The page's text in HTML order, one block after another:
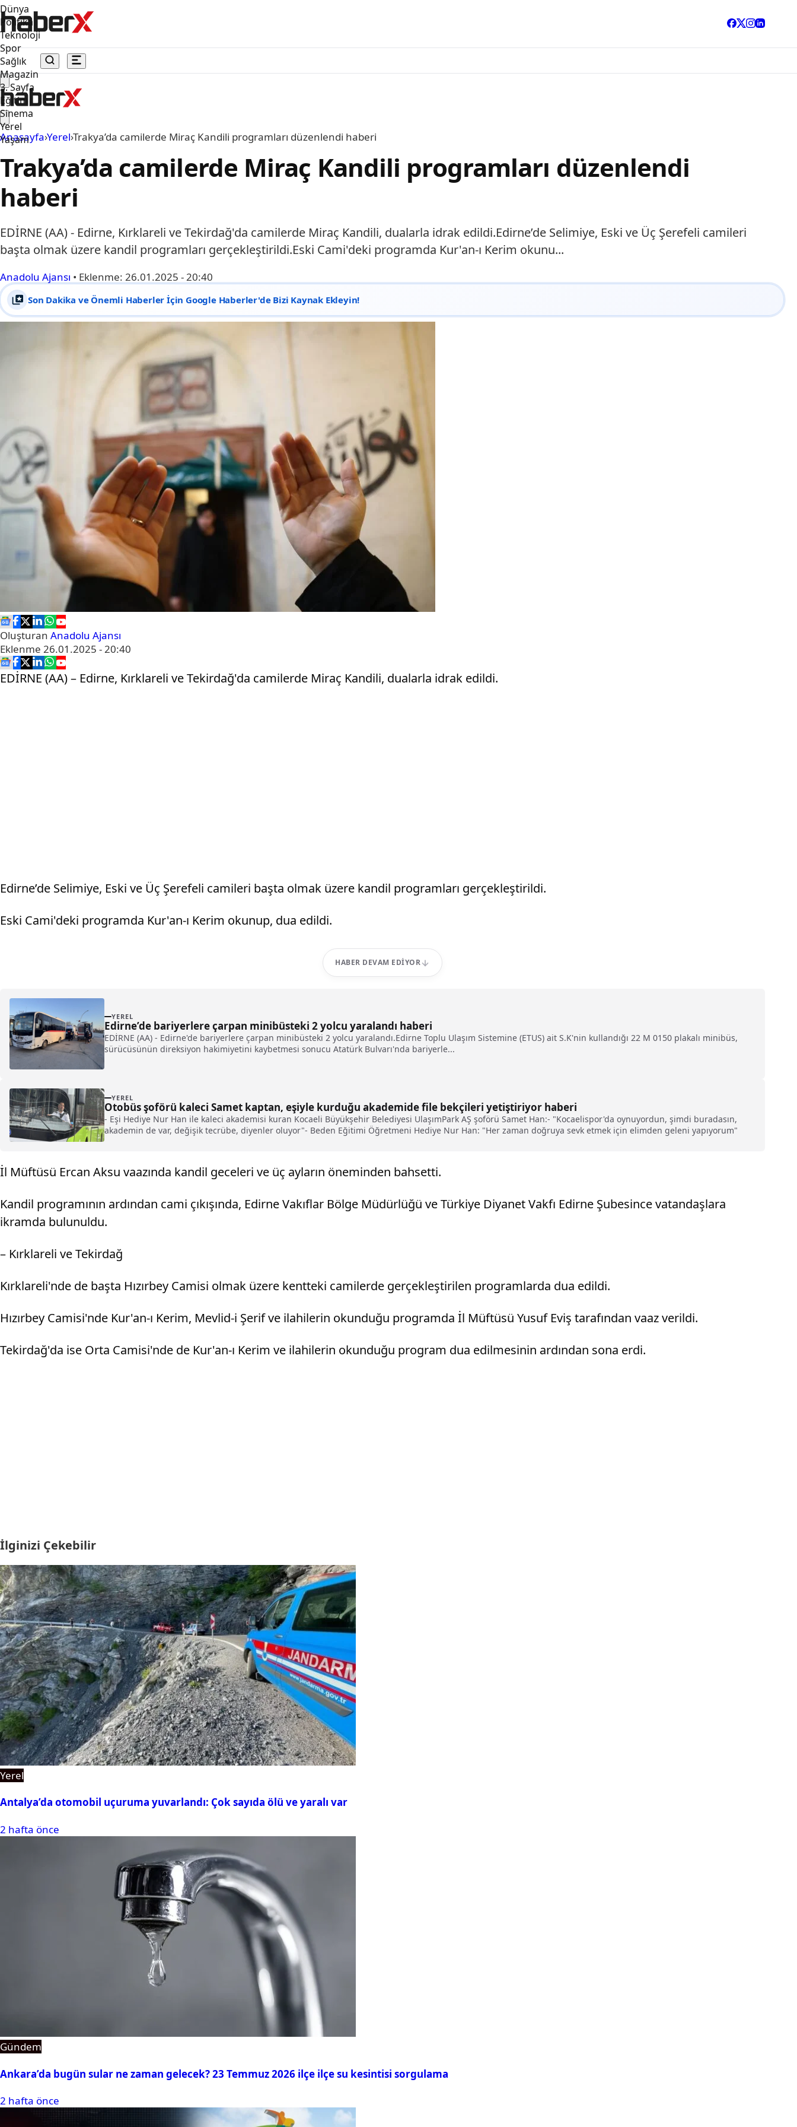
Dünya
Politika
Teknoloji
Spor
Sağlık
Magazin
3. Sayfa
Eğitim
Sinema
Yerel
Yaşam
Anasayfa›Yerel›Trakya’da camilerde Miraç Kandili programları düzenlendi haberi
Trakya’da camilerde Miraç Kandili programları düzenlendi
haberi
EDİRNE (AA) - Edirne, Kırklareli ve Tekirdağ'da camilerde Miraç Kandili, dualarla idrak edildi.Edirne’de Selimiye, Eski ve Üç Şerefeli camileri
başta olmak üzere kandil programları gerçekleştirildi.Eski Cami'deki programda Kur'an-ı Kerim okunu...
Anadolu Ajansı • Eklenme: 26.01.2025 - 20:40
Son Dakika ve Önemli Haberler İçin Google Haberler'de Bizi Kaynak Ekleyin!
Oluşturan Anadolu Ajansı
Eklenme 26.01.2025 - 20:40
EDİRNE (AA) – Edirne, Kırklareli ve Tekirdağ'da camilerde Miraç Kandili, dualarla idrak edildi.
Edirne’de Selimiye, Eski ve Üç Şerefeli camileri başta olmak üzere kandil programları gerçekleştirildi.
Eski Cami'deki programda Kur'an-ı Kerim okunup, dua edildi.
HABER DEVAM EDIYOR
YEREL
Edirne’de bariyerlere çarpan minibüsteki 2 yolcu yaralandı haberi
EDİRNE (AA) - Edirne'de bariyerlere çarpan minibüsteki 2 yolcu yaralandı.Edirne Toplu Ulaşım Sistemine (ETUS) ait S.K'nin kullandığı 22 M 0150 plakalı minibüs,
sürücüsünün direksiyon hakimiyetini kaybetmesi sonucu Atatürk Bulvarı'nda bariyerle...
YEREL
Otobüs şoförü kaleci Samet kaptan, eşiyle kurduğu akademide file bekçileri yetiştiriyor haberi
- Eşi Hediye Nur Han ile kaleci akademisi kuran Kocaeli Büyükşehir Belediyesi UlaşımPark AŞ şoförü Samet Han:- "Kocaelispor'da oynuyordun, şimdi buradasın,
akademin de var, değişik tecrübe, diyenler oluyor"- Beden Eğitimi Öğretmeni Hediye Nur Han: "Her zaman doğruya sevk etmek için elimden geleni yapıyorum"
İl Müftüsü Ercan Aksu vaazında kandil geceleri ve üç ayların öneminden bahsetti.
Kandil programının ardından cami çıkışında, Edirne Vakıflar Bölge Müdürlüğü ve Türkiye Diyanet Vakfı Edirne Şubesince vatandaşlara
ikramda bulunuldu.
– Kırklareli ve Tekirdağ
Kırklareli'nde de başta Hızırbey Camisi olmak üzere kentteki camilerde gerçekleştirilen programlarda dua edildi.
Hızırbey Camisi'nde Kur'an-ı Kerim, Mevlid-i Şerif ve ilahilerin okunduğu programda İl Müftüsü Yusuf Eviş tarafından vaaz verildi.
Tekirdağ'da ise Orta Camisi'nde de Kur'an-ı Kerim ve ilahilerin okunduğu program dua edilmesinin ardından sona erdi.
İlginizi Çekebilir
Yerel
Antalya’da otomobil uçuruma yuvarlandı: Çok sayıda ölü ve yaralı var
2 hafta önce
Gündem
Ankara’da bugün sular ne zaman gelecek? 23 Temmuz 2026 ilçe ilçe su kesintisi sorgulama
2 hafta önce